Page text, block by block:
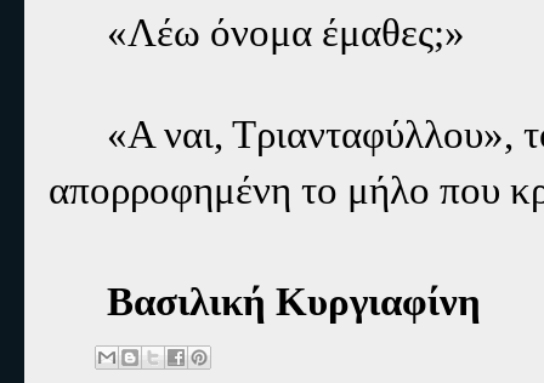
«Λέω όνομα έμαθες;»
«Α ναι, Τριανταφύλλου»,
απορροφημένη το μήλο που
Βασιλική Κυργιαφίνη